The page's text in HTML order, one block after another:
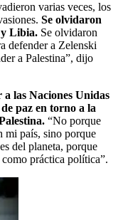
varias veces, los
Se olvidaron
Libia. Se olvidaron
defender a Zelenski
a Palestina”, dijo
las Naciones Unidas
paz en torno a la
“No porque
mi país, sino porque
del planeta, porque
práctica política”.